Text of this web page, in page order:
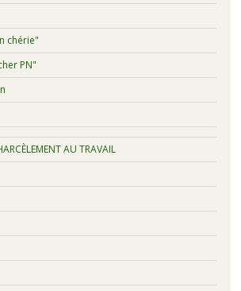
chérie"
PN"
AU TRAVAIL